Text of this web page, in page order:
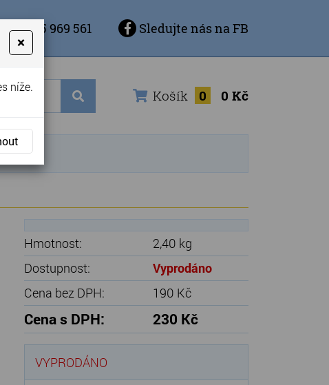
+420 725 969 561 Sledujte nás na FB
Košík 0 0 Kč
Hmotnost:
2,40 kg
Dostupnost:
Vyprodáno
Cena bez DPH:
190 Kč
Cena s DPH: 230 Kč
VYPRODÁNO
×
níže.